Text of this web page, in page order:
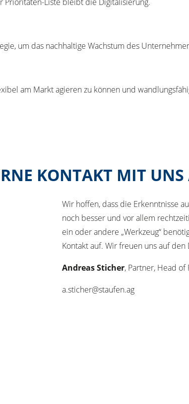
um das nachhaltige Wachstum des
am Markt agieren zu können und
KONTAKT MIT UNS
Wir hoffen, dass die Erkenntnisse
noch besser und vor allem
ein oder andere „Werkzeug“
Kontakt auf. Wir freuen uns auf den
Andreas Sticher, Partner, Head of
a.sticher@staufen.ag